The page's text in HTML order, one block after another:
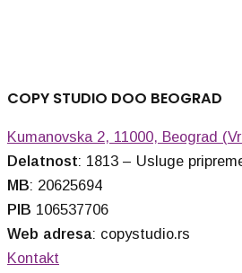
COPY STUDIO DOO BEOGRAD
Kumanovska 2, 11000, Beograd
Delatnost: 1813 – Usluge
MB: 20625694
PIB 106537706
Web adresa: copystudio.rs
Kontakt